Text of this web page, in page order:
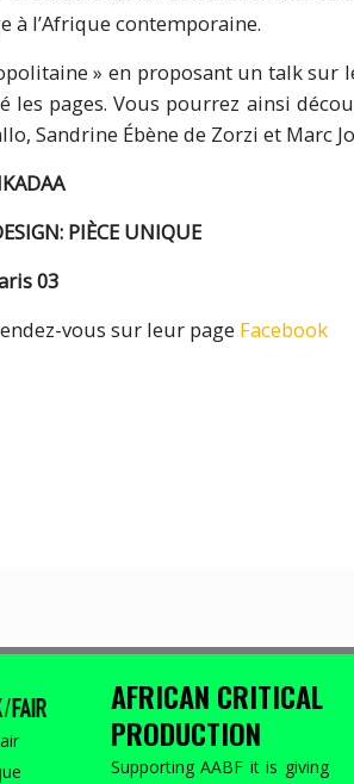
à l’Afrique contemporaine.
» en proposant un talk sur
pages. Vous pourrez ainsi
Sandrine Ébène de Zorzi et Marc
PIÈCE UNIQUE
03
vous sur leur page Facebook
AFRICAN CRITICAL
PRODUCTION
Supporting AABF it is giving